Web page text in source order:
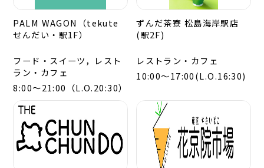
PALM WAGON（tekute
せんだい・駅1F）
フード・スイーツ，レスト
ラン・カフェ
8:00～21:00（L.O.20:30）
ずんだ茶寮 松島海岸駅店
(駅2F)
レストラン・カフェ
10:00～17:00(L.O.16:30)